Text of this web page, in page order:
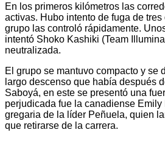
En los primeros kilómetros las
activas. Hubo intento de fuga de tres
grupo las controló rápidamente.
intentó Shoko Kashiki (Team
neutralizada.
El grupo se mantuvo compacto y se
largo descenso que había después
Saboyá, en este se presentó una
perjudicada fue la canadiense Emily
gregaria de la líder Peñuela, quien
que retirarse de la carrera.